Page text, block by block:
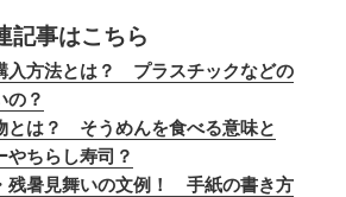
記事はこちら
入方法とは？ プラスチックなどの
の？
とは？ そうめんを食べる意味と
ちらし寿司？
残暑見舞いの文例！ 手紙の書き方